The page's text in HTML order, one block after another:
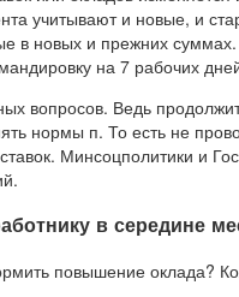
учитывают и новые, и
в новых и прежних суммах.
на 7 рабочих
вопросов. Ведь
нормы п. То есть не
Минсоцполитики и
в середине
повышение оклада?